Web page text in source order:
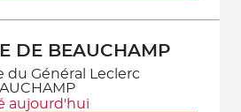
DE BEAUCHAMP
du Général Leclerc
aujourd'hui